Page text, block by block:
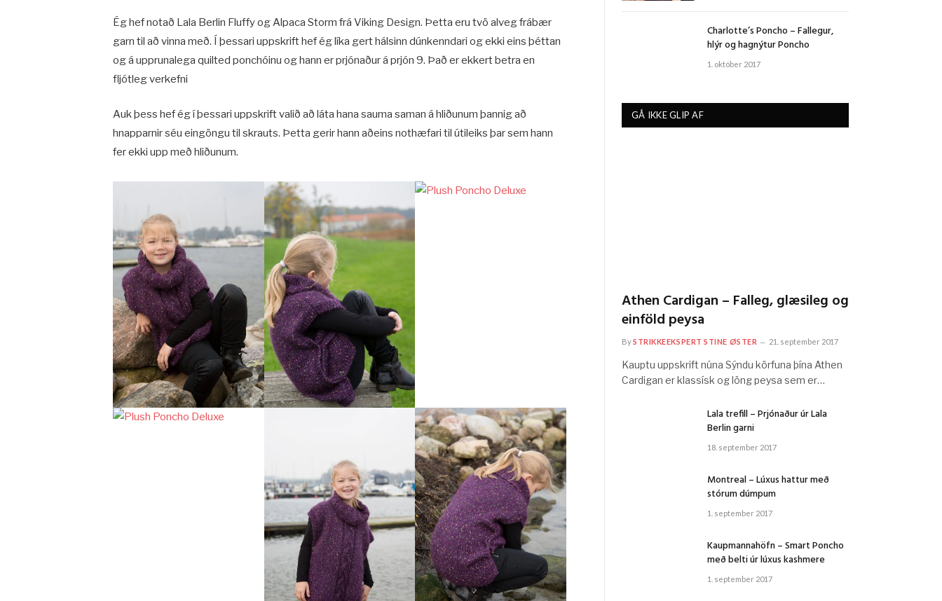
Ég hef notað Lala Berlin Fluffy og Alpaca Storm frá Viking Design. Þetta eru tvö alveg frábær
garn til að vinna með. Í þessari uppskrift hef ég líka gert hálsinn dúnkenndari og ekki eins þéttan
og á upprunalega quilted ponchóinu og hann er prjónaður á prjón 9. Það er ekkert betra en
fljótleg verkefni
Auk þess hef ég í þessari uppskrift valið að láta hana sauma saman á hliðunum þannig að
hnapparnir séu eingöngu til skrauts. Þetta gerir hann aðeins nothæfari til útileiks þar sem hann
fer ekki upp með hliðunum.
Charlotte’s Poncho – Fallegur,
hlýr og hagnýtur Poncho
1. október 2017
GÅ IKKE GLIP AF
Athen Cardigan – Falleg, glæsileg og
einföld peysa
BySTRIKKEEKSPERT STINE ØSTER 21. september 2017
Kauptu uppskrift núna Sýndu körfuna þína Athen
Cardigan er klassísk og löng peysa sem er…
Lala trefill – Prjónaður úr Lala
Berlin garni
18. september 2017
Montreal – Lúxus hattur með
stórum dúmpum
1. september 2017
Kaupmannahöfn – Smart Poncho
með belti úr lúxus kashmere
1. september 2017